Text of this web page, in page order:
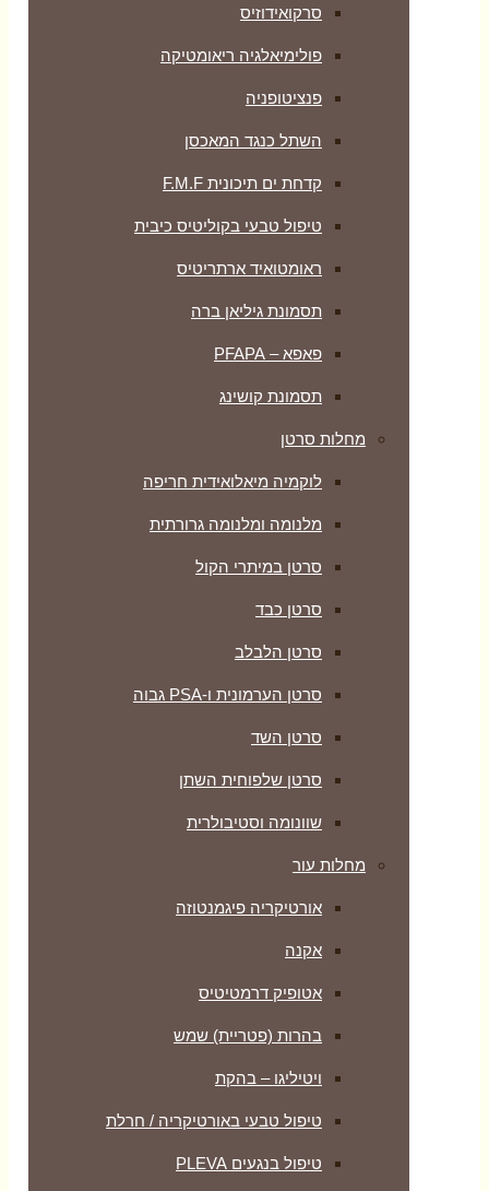
סרקואידוזיס
פולימיאלגיה ריאומטיקה
‏פנציטופניה
השתל כנגד המאכסן
קדחת ים תיכונית F.M.F
טיפול טבעי בקוליטיס כיבית
ראומטואיד ארתריטיס
תסמונת גיליאן ברה
פאפא – PFAPA
תסמונת קושינג
מחלות סרטן
לוקמיה מיאלואידית חריפה
מלנומה ומלנומה גרורתית
סרטן במיתרי הקול
סרטן כבד
סרטן הלבלב
סרטן הערמונית ו-PSA גבוה
סרטן השד
סרטן שלפוחית השתן
שוונומה וסטיבולרית
מחלות עור
אורטיקריה פיגמנטוזה
אקנה
אטופיק דרמטיטיס
בהרות (פטריית) שמש
ויטיליגו – בהקת
טיפול טבעי באורטיקריה / חרלת
טיפול בנגעים PLEVA